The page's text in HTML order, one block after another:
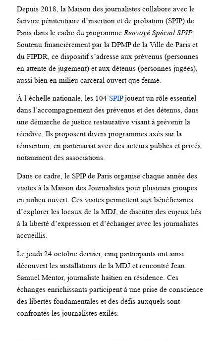
Depuis 2018, la Maison des journalistes collabore avec le
Service pénitentiaire d’insertion et de probation (SPIP) de
Paris dans le cadre du programme Renvoyé Spécial SPIP.
Soutenu financièrement par la DPMP de la Ville de Paris et
du FIPDR, ce dispositif s’adresse aux prévenus (personnes
en attente de jugement) et aux détenus (personnes jugées),
aussi bien en milieu carcéral ouvert que fermé.
À l’échelle nationale, les 104 SPIPjouent un rôle essentiel
dans l’accompagnement des prévenus et des détenus, dans
une démarche de justice restaurative visant à prévenir la
récidive. Ils proposent divers programmes axés sur la
réinsertion, en partenariat avec des acteurs publics et privés,
notamment des associations.
Dans ce cadre, le SPIP de Paris organise chaque année des
visites à la Maison des Journalistes pour plusieurs groupes
en milieu ouvert. Ces visites permettent aux bénéficiaires
d’explorer les locaux de la MDJ, de discuter des enjeux liés
à la liberté d’expression et d’échanger avec les journalistes
accueillis.
Le jeudi 24 octobre dernier, cinq participants ont ainsi
découvert les installations de la MDJ et rencontré Jean
Samuel Mentor, journaliste haïtien en résidence. Ces
échanges enrichissants participent à une prise de conscience
des libertés fondamentales et des défis auxquels sont
confrontés les journalistes exilés.